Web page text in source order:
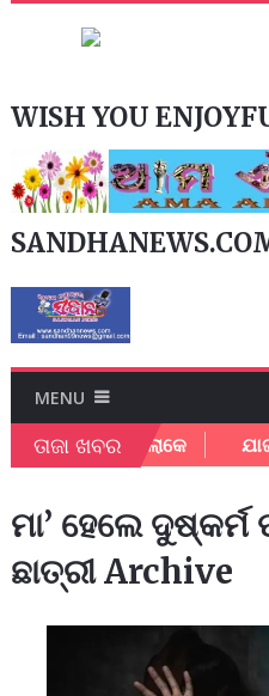
WISH YOU
MENU
ତାଜା ଖବର
ପରିବାର ଲୋକେ
ମା’ ହେଲେ ଦୁଷ୍କର୍ମ
ଛାତ୍ରୀ Archive